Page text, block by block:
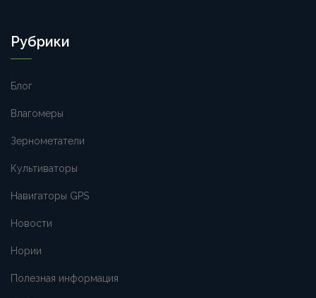
Рубрики
Блог
Влагомеры
Зернометатели
Культиваторы
Навигаторы GPS
Новости
Нории
Полезная информация